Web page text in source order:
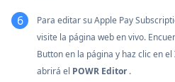
Para editar su Apple Pay
visite la página web en vivo.
Button en la página y haz clic en el
abrirá el POWR Editor.